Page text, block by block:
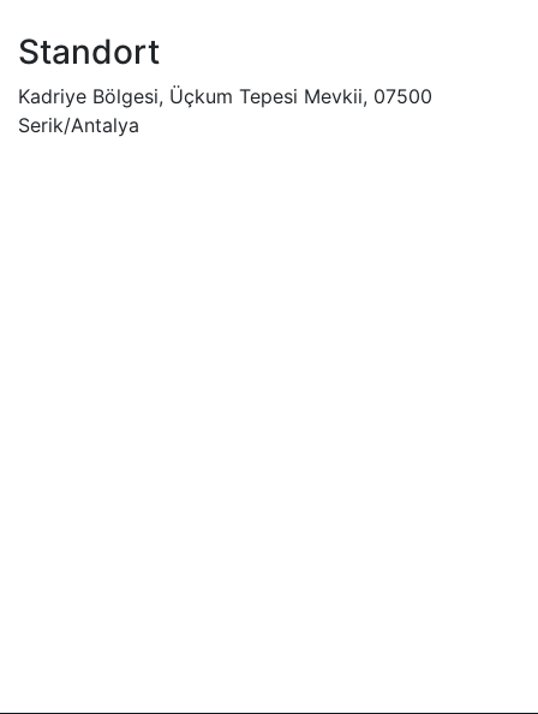
Standort
Kadriye Bölgesi, Üçkum Tepesi Mevkii, 07500
Serik/Antalya